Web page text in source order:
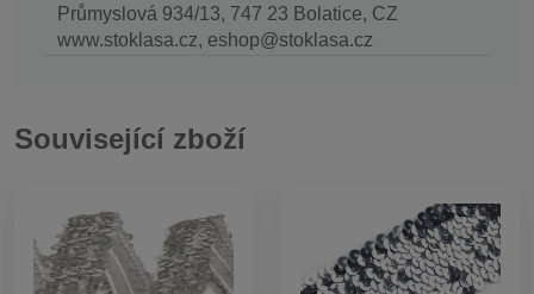
Průmyslová 934/13, 747 23 Bolatice, CZ
www.stoklasa.cz, eshop@stoklasa.cz
Související zboží